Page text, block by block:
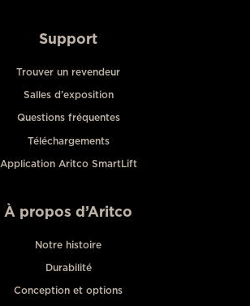
Support
Trouver un revendeur
Salles d’exposition
Questions fréquentes
Téléchargements
Application Aritco SmartLift
À propos d’Aritco
Notre histoire
Durabilité
Conception et options